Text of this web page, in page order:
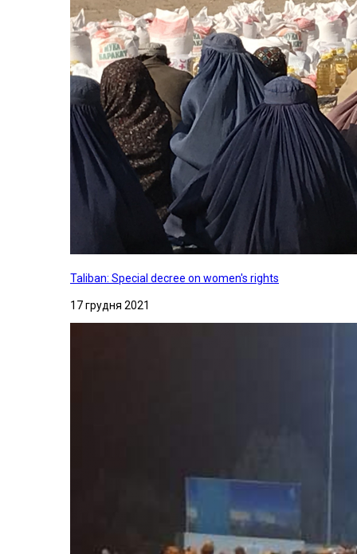
Taliban: Special decree on women's rights
17 грудня 2021